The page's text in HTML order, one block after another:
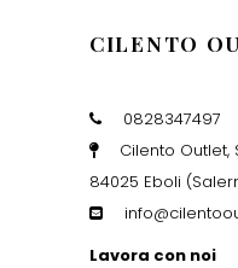
CILENTO
0828347497
Cilento Outlet,
84025 Eboli
Lavora con noi